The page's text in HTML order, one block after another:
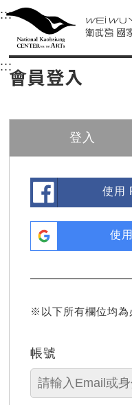
衛武營國家藝術
中央內容區塊，為本頁主要
:::選單連結區塊，此區
衛武營國家
::: 中央內容區塊，為
會員登入
登入
使用
使
※以下所有欄位均為
帳號